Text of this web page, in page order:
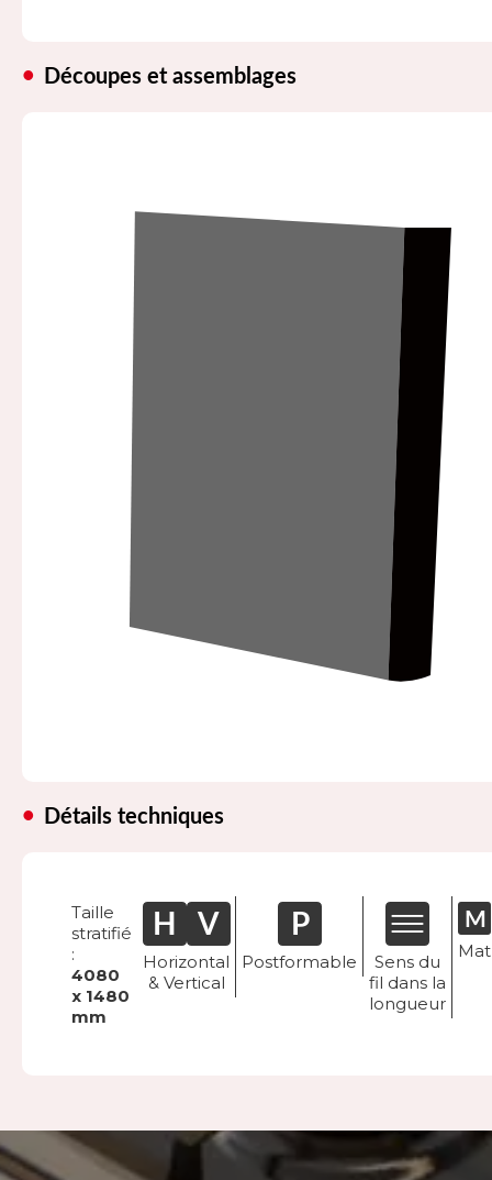
Découpes et assemblages
Détails techniques
Taille
stratifié
:
4080
x 1480
mm
Horizontal
& Vertical
Postformable
Sens du
fil dans la
longueur
Mat